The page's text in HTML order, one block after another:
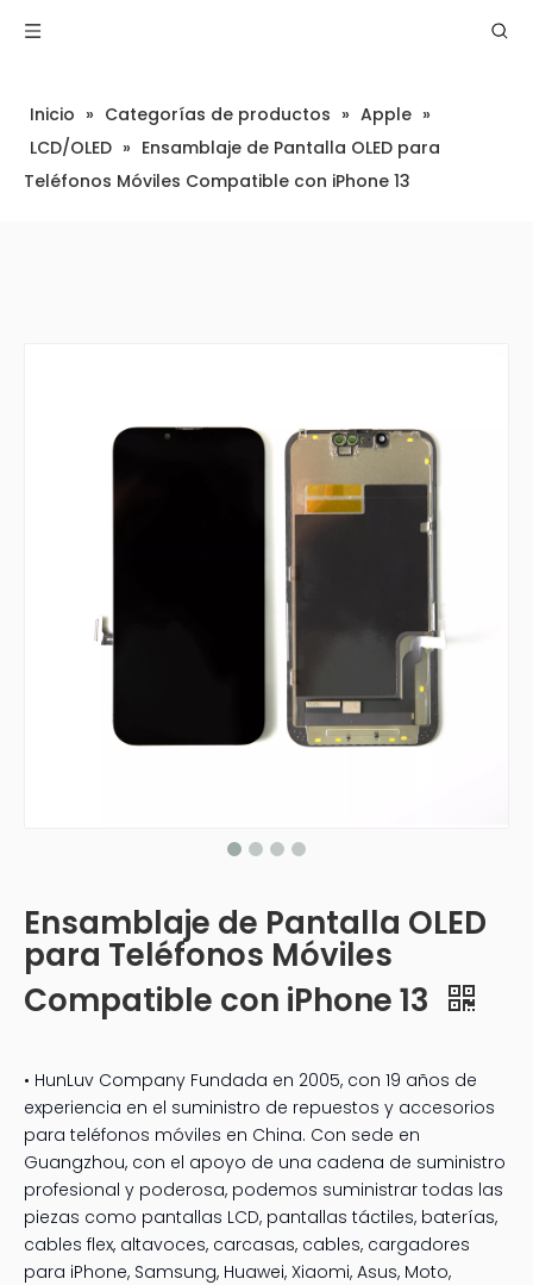
Inicio » Categorías de productos » Apple »
LCD/OLED » Ensamblaje de Pantalla OLED para
Teléfonos Móviles Compatible con iPhone 13
Ensamblaje de Pantalla OLED
para Teléfonos Móviles
Compatible con iPhone 13
• HunLuv Company Fundada en 2005, con 19 años de
experiencia en el suministro de repuestos y accesorios
para teléfonos móviles en China. Con sede en
Guangzhou, con el apoyo de una cadena de suministro
profesional y poderosa, podemos suministrar todas las
piezas como pantallas LCD, pantallas táctiles, baterías,
cables flex, altavoces, carcasas, cables, cargadores
para iPhone, Samsung, Huawei, Xiaomi, Asus, Moto,